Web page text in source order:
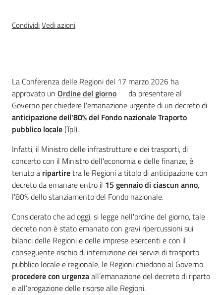
Newsletter
Seguici
su
Regione
Emilia-
Romagna
Regione
CondividiVedi azioni
Introduzione
La Conferenza delle Regioni del 17 marzo 2026 ha
approvato un Ordine del giorno
da presentare al
Governo per chiedere l'emanazione urgente di un decreto di
anticipazione dell'80% del Fondo nazionale Traporto
pubblico locale(Tpl).
Infatti, il Ministro delle infrastrutture e dei trasporti, di
concerto con il Ministro dell'economia e delle finanze, è
tenuto a ripartiretra le Regioni a titolo di anticipazione con
decreto da emanare entro il 15 gennaio di ciascun anno,
l'80% dello stanziamento del Fondo nazionale.
Considerato che ad oggi, si legge nell'ordine del giorno, tale
decreto non è stato emanato con gravi ripercussioni sui
bilanci delle Regioni e delle imprese esercenti e con il
conseguente rischio di interruzione dei servizi di trasporto
pubblico locale e regionale, le Regioni chiedono al Governo
procedere con urgenzaall’emanazione del decreto di riparto
e all’erogazione delle risorse alle Regioni.